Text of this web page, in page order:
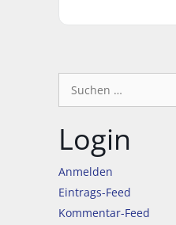
nach:
Login
Anmelden
Eintrags-Feed
Kommentar-Feed